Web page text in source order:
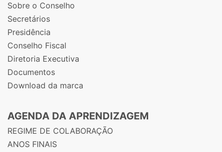
Sobre o Conselho
Secretários
Presidência
Conselho Fiscal
Diretoria Executiva
Documentos
Download da marca
AGENDA DA APRENDIZAGEM
REGIME DE COLABORAÇÃO
ANOS FINAIS